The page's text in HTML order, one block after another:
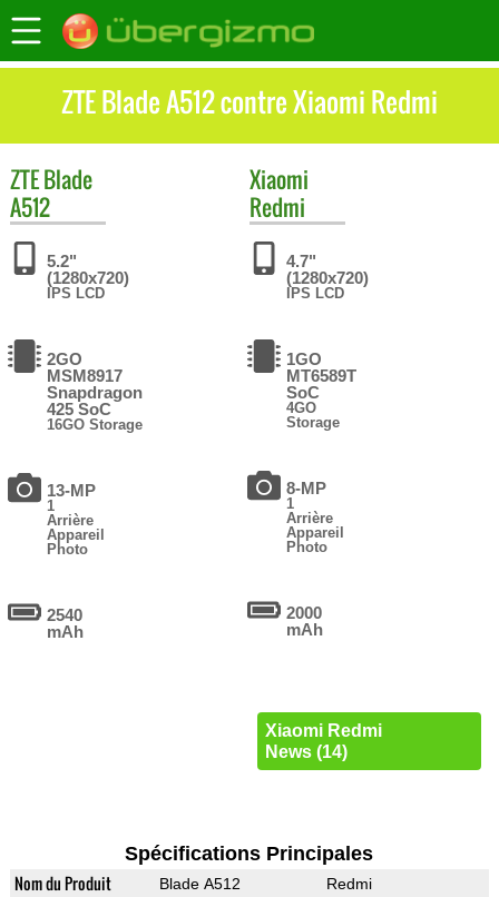
ZTE Blade A512 contre Xiaomi Redmi
ZTEBlade
A512
5.2"
(1280x720)
IPS LCD
2GO
MSM8917
Snapdragon
425 SoC
16GO Storage
13-MP
1
Arrière
Appareil
Photo
2540
mAh
Xiaomi
Redmi
4.7"
(1280x720)
IPS LCD
1GO
MT6589T
SoC
4GO
Storage
8-MP
1
Arrière
Appareil
Photo
2000
mAh
Xiaomi Redmi
News (14)
Spécifications Principales
Nom du Produit Blade A512 Redmi